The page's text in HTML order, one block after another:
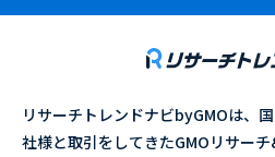
リサーチトレンドナビbyGMOは、
社様と取引をしてきたGMOリサー